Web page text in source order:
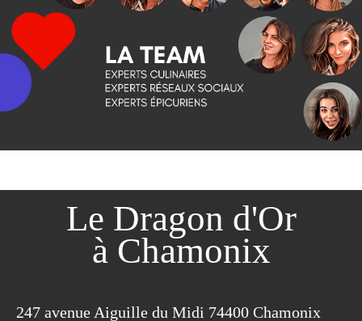
Le Dragon d'Or
à Chamonix
247 avenue Aiguille du Midi 74400 Chamonix